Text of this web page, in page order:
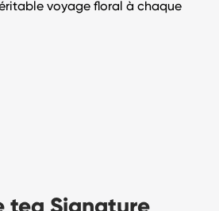
voyage floral à chaque